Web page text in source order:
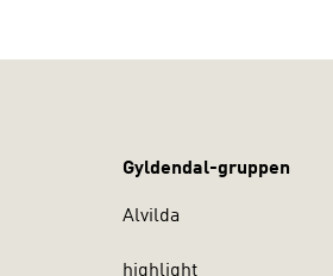
Gyldendal-gruppen
Alvilda
highlight